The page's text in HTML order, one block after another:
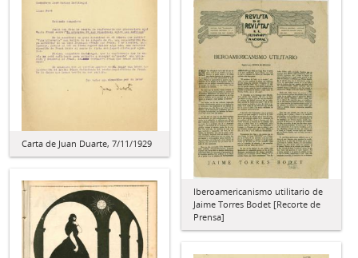
Carta de Juan Duarte, 7/11/1929
Iberoamericanismo utilitario de
Jaime Torres Bodet [Recorte de
Prensa]